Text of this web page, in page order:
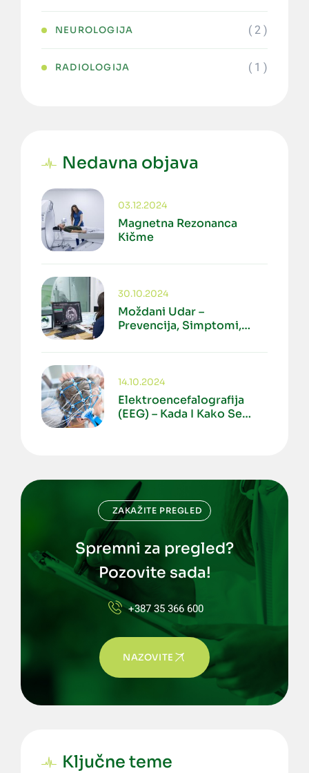
NEUROLOGIJA ( 2 )
RADIOLOGIJA ( 1 )
Nedavna objava
Magnetna Rezonanca
Kičme
03.12.2024
Moždani Udar –
Prevencija, Simptomi,
30.10.2024
Elektroencefalografija
(EEG) – Kada I Kako Se
14.10.2024
ZAKAŽITE PREGLED
Spremni za pregled?
Pozovite sada!
+387 35 366 600
NAZOVITE
Ključne teme